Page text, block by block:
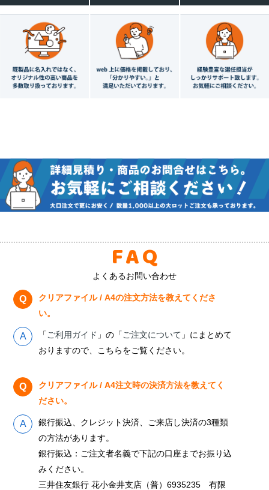
FAQ
よくあるお問い合わせ
クリアファイル / A4の注文方法を教えてくださ
い。
「 ご利用ガイド 」の「 ご注文について 」にまとめて
おりますので、こちらをご覧ください。
クリアファイル / A4注文時の決済方法を教えてく
ださい。
銀行振込、クレジット決済、ご来店し決済の3種類
の方法があります。
銀行振込：ご注文者名義で下記の口座までお振り込
みください。
三井住友銀行 花小金井支店（普）6935235 有限